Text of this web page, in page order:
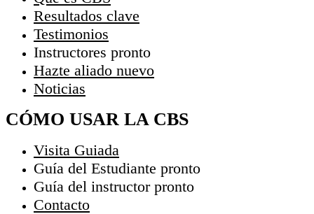
Resultados clave
Testimonios
Instructores pronto
Hazte aliado nuevo
Noticias
CÓMO USAR LA CBS
Visita Guiada
Guía del Estudiante pronto
Guía del instructor pronto
Contacto